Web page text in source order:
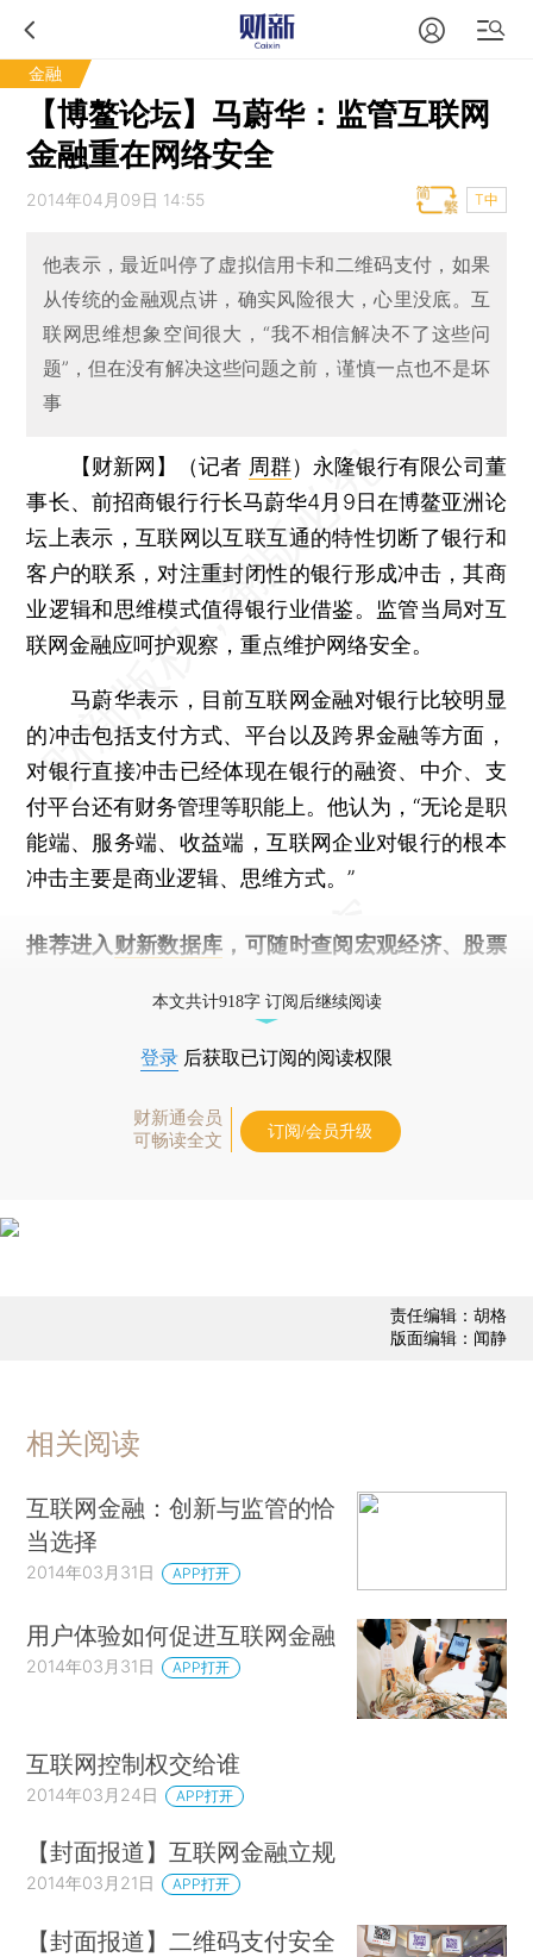
金融
【博鳌论坛】马蔚华：监管互联网
金融重在网络安全
2014年04月09日 14:55 T中
他表示，最近叫停了虚拟信用卡和二维码支付，如果
从传统的金融观点讲，确实风险很大，心里没底。互
联网思维想象空间很大，“我不相信解决不了这些问
题”，但在没有解决这些问题之前，谨慎一点也不是坏
事
【财新网】（记者 周群） 永隆银行有限公司董
事长、前招商银行行长马蔚华4月9日在博鳌亚洲论
坛上表示，互联网以互联互通的特性切断了银行和
客户的联系，对注重封闭性的银行形成冲击，其商
业逻辑和思维模式值得银行业借鉴。监管当局对互
联网金融应呵护观察，重点维护网络安全。
马蔚华表示，目前互联网金融对银行比较明显
的冲击包括支付方式、平台以及跨界金融等方面，
对银行直接冲击已经体现在银行的融资、中介、支
付平台还有财务管理等职能上。他认为，“无论是职
能端、服务端、收益端，互联网企业对银行的根本
冲击主要是商业逻辑、思维方式。”
推荐进入 财新数据库 ，可随时查阅宏观经济、股票
本文共计918字 订阅后继续阅读
登录 后获取已订阅的阅读权限
财新通会员
可畅读全文
订阅/会员升级
责任编辑：胡格
版面编辑：闻静
相关阅读
互联网金融：创新与监管的恰
当选择
2014年03月31日 APP打开
用户体验如何促进互联网金融
2014年03月31日 APP打开
互联网控制权交给谁
2014年03月24日 APP打开
【封面报道】互联网金融立规
2014年03月21日 APP打开
【封面报道】二维码支付安全